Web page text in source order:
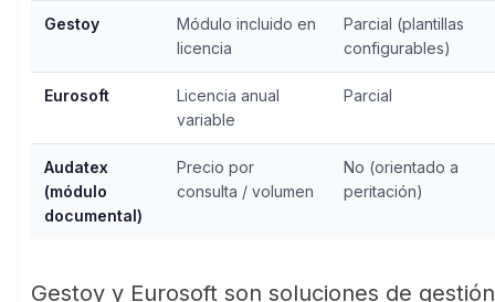
Gestoy
Módulo incluido en
licencia
Parcial (plantillas
configurables)
Eurosoft
Licencia anual
variable
Parcial
Audatex
(módulo
documental)
Precio por
consulta / volumen
No (orientado a
peritación)
Gestoy y Eurosoft son soluciones de gestión